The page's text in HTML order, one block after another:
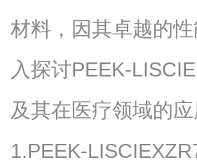
材料，因其卓越的
入探讨PEEK-
及其在医疗领域的
1.PEEK-